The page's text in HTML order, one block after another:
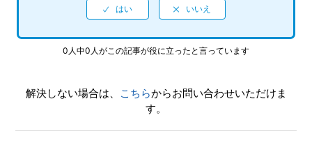
0人中0人がこの記事が役に立ったと言っています
解決しない場合は、 こちらからお問い合わせいただけま
す。